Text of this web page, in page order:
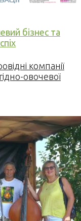
бізнес та
компанії
овочевої